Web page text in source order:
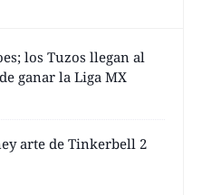
los Tuzos llegan al
ganar la Liga MX
arte de Tinkerbell 2